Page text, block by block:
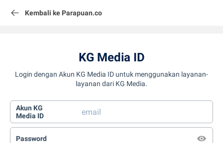
Kembali ke Parapuan.co
KG Media ID
Login dengan Akun KG Media ID untuk menggunakan layanan-
layanan dari KG Media.
Akun KG
Media ID
Password